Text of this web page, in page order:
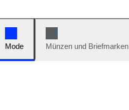
Mode Münzen und Briefmarken